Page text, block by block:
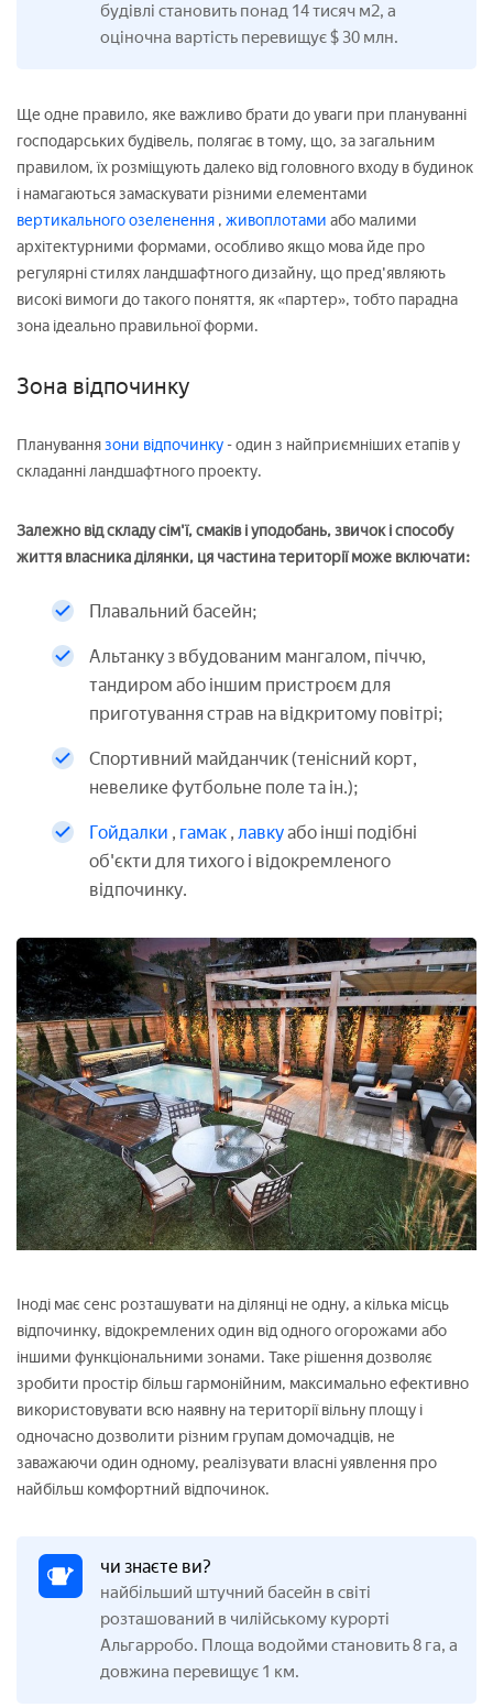
будівлі становить понад 14 тисяч м2, а
оціночна вартість перевищує $ 30 млн.
Ще одне правило, яке важливо брати до уваги при плануванні
господарських будівель, полягає в тому, що, за загальним
правилом, їх розміщують далеко від головного входу в будинок
і намагаються замаскувати різними елементами
вертикального озеленення , живоплотами або малими
архітектурними формами, особливо якщо мова йде про
регулярні стилях ландшафтного дизайну, що пред'являють
високі вимоги до такого поняття, як «партер», тобто парадна
зона ідеально правильної форми.
Зона відпочинку
Плануваннязони відпочинку - один з найприємніших етапів у
складанні ландшафтного проекту.
Залежно від складу сім'ї, смаків і уподобань, звичок і способу
життя власника ділянки, ця частина території може включати:
Плавальний басейн;
Альтанку з вбудованим мангалом, піччю,
тандиром або іншим пристроєм для
приготування страв на відкритому повітрі;
Спортивний майданчик (тенісний корт,
невелике футбольне поле та ін.);
Гойдалки , гамак , лавкуабо інші подібні
об'єкти для тихого і відокремленого
відпочинку.
Іноді має сенс розташувати на ділянці не одну, а кілька місць
відпочинку, відокремлених один від одного огорожами або
іншими функціональними зонами. Таке рішення дозволяє
зробити простір більш гармонійним, максимально ефективно
використовувати всю наявну на території вільну площу і
одночасно дозволити різним групам домочадців, не
заважаючи один одному, реалізувати власні уявлення про
найбільш комфортний відпочинок.
чи знаєте ви?
найбільший штучний басейн в світі
розташований в чилійському курорті
Альгарробо. Площа водойми становить 8 га, а
довжина перевищує 1 км.